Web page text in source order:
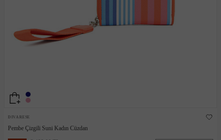
DIVARESE
Pembe Çizgili Suni Kadın Cüzdan